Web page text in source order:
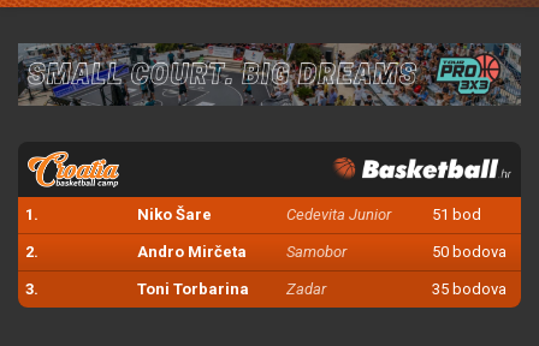
1. Niko Šare Cedevita Junior 51 bod
2. Andro Mirčeta Samobor 50 bodova
3. Toni Torbarina Zadar 35 bodova